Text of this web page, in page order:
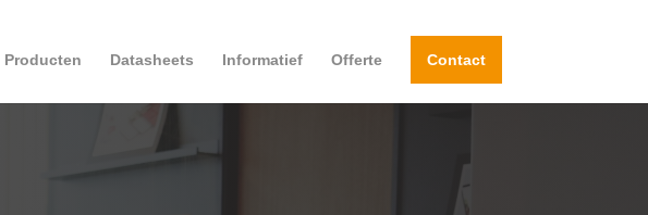
Producten Datasheets Informatief Offerte Contact